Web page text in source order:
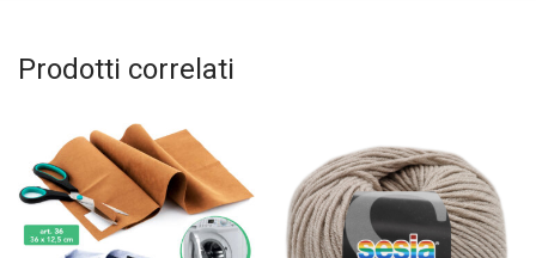
Prodotti correlati